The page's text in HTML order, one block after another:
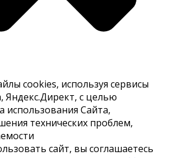
cookies, используя сервисы
Яндекс.Директ, с целью
использования Сайта,
технических проблем,
сайт, вы соглашаетесь